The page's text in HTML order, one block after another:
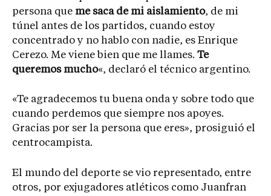
persona que me saca de mi aislamiento, de mi
túnel antes de los partidos, cuando estoy
concentrado y no hablo con nadie, es Enrique
Cerezo. Me viene bien que me llames. Te
queremos mucho«, declaró el técnico argentino.
«Te agradecemos tu buena onda y sobre todo que
cuando perdemos que siempre nos apoyes.
Gracias por ser la persona que eres», prosiguió el
centrocampista.
El mundo del deporte se vio representado, entre
otros, por exjugadores atléticos como Juanfran